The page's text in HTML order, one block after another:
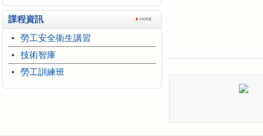
課程資訊
勞工安全衛生講習
技術智庫
勞工訓練班